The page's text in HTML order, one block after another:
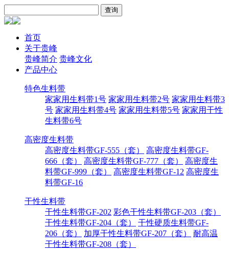
首页
关于贵峰
贵峰简介 贵峰文化
产品中心
特色生料带
家家用生料带1号 家家用生料带2号 家家用生料带3
号 家家用生料带4号 家家用生料带5号 家家用干性
生料带6号
高密度生料带
高密度生料带GF-555（套）
高密度生料带GF-
666（套）
高密度生料带GF-777（套）
高密度生
料带GF-999（套）
高密度生料带GF-12 高密度生
料带GF-16
干性生料带
干性生料带GF-202 彩色干性生料带GF-203（套）
干性生料带GF-204（套）
干性硬质生料带GF-
206（套）
加厚干性生料带GF-207（套）
耐高温
干性生料带GF-208（套）